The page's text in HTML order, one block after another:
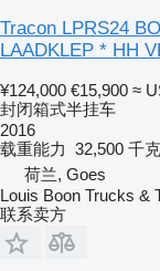
Tracon LPRS24
LAADKLEP * HH
¥124,000 €15,900 ≈
封闭箱式半挂车
2016
载重能力 32,500 千克
荷兰, Goes
Louis Boon Trucks &
联系卖方